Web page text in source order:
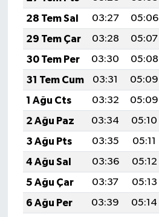
28 Tem Sal
03:27 05:06
29 Tem Çar
03:28 05:07
30 Tem Per
03:30 05:08
31 Tem Cum
03:31 05:09
1 Ağu Cts
03:32 05:09
2 Ağu Paz
03:34 05:10
3 Ağu Pts
03:35 05:11
4 Ağu Sal
03:36 05:12
5 Ağu Çar
03:37 05:13
6 Ağu Per
03:39 05:14